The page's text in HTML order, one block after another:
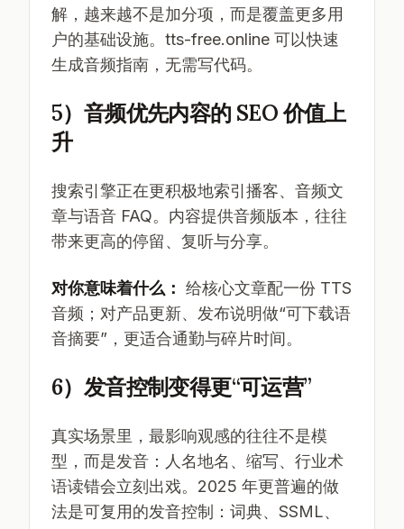
解，越来越不是加分项，而是覆盖更多用
户的基础设施。tts-free.online 可以快速
生成音频指南，无需写代码。
5）音频优先内容的 SEO 价值上
升
搜索引擎正在更积极地索引播客、音频文
章与语音 FAQ。内容提供音频版本，往往
带来更高的停留、复听与分享。
对你意味着什么： 给核心文章配一份 TTS
音频；对产品更新、发布说明做“可下载语
音摘要”，更适合通勤与碎片时间。
6）发音控制变得更“可运营”
真实场景里，最影响观感的往往不是模
型，而是发音：人名地名、缩写、行业术
语读错会立刻出戏。2025 年更普遍的做
法是可复用的发音控制：词典、SSML、